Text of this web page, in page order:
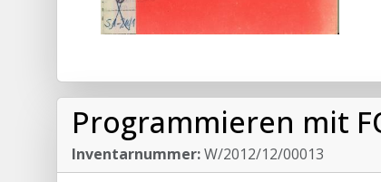
Programmieren mit
Inventarnummer:W/2012/12/00013